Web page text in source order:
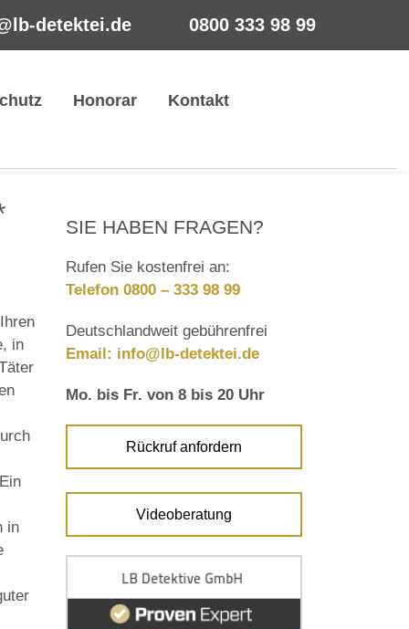
detektei.de 0800 333 98 99
Honorar Kontakt
in
in
SIE HABEN FRAGEN?
Rufen Sie kostenfrei an:
Telefon 0800 – 333 98 99
Deutschlandweit gebührenfrei
Email: info@lb-detektei.de
Mo. bis Fr. von 8 bis 20 Uhr
Rückruf anfordern
Videoberatung